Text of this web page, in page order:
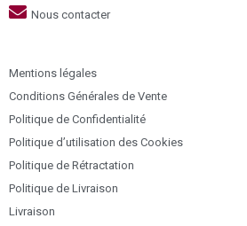
Nous contacter
Mentions légales
Conditions Générales de Vente
Politique de Confidentialité
Politique d’utilisation des Cookies
Politique de Rétractation
Politique de Livraison
Livraison